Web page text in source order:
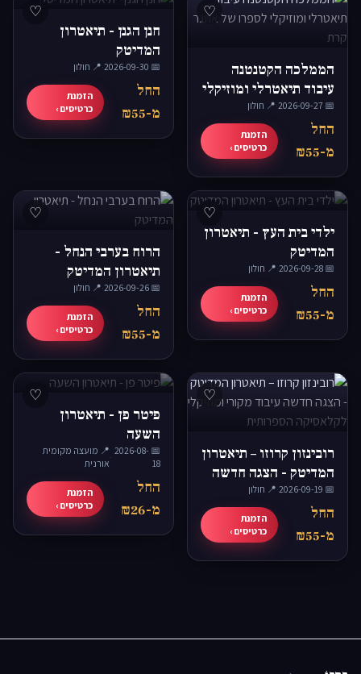
♡
הממלכה הקטנטנה
עיבוד תיאטרלי ומוזיקלי
לספרו של אתגר קרת
📅 2026-09-27
·📍 חולון
החל
מ-₪55
הזמנת
כרטיסים ›
♡
חנן הגנן - תיאטרון
המדיטק
📅 2026-09-30
·📍 חולון
החל
מ-₪55
הזמנת
כרטיסים ›
♡
ילדי בית העץ - תיאטרון
המדיטק
📅 2026-09-28
·📍 חולון
החל
מ-₪55
הזמנת
כרטיסים ›
♡
הרוח בערבי הנחל -
תיאטרון המדיטק
📅 2026-09-26
·📍 חולון
החל
מ-₪55
הזמנת
כרטיסים ›
♡
רובינזון קרוזו – תיאטרון
המדיטק - הצגה חדשה
עיבוד מקורי ומוזיקלי
לקלאסיקה הספרותית
📅 2026-09-19
·📍 חולון
החל
מ-₪55
הזמנת
כרטיסים ›
♡
פיטר פן - תיאטרון
השעה
📅 2026-08-
18
·
📍 מועצה מקומית
אורנית
החל
מ-₪26
הזמנת
כרטיסים ›